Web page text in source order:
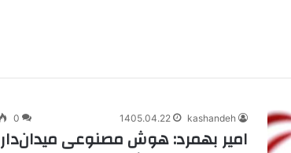
kashandeh
1405.04.22
0
امیر بهمرد: هوش مصنوعی میدان‌دار